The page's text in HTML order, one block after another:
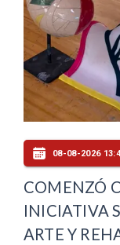
08-08-2026
COMENZÓ
INICIATIVA
ARTE Y